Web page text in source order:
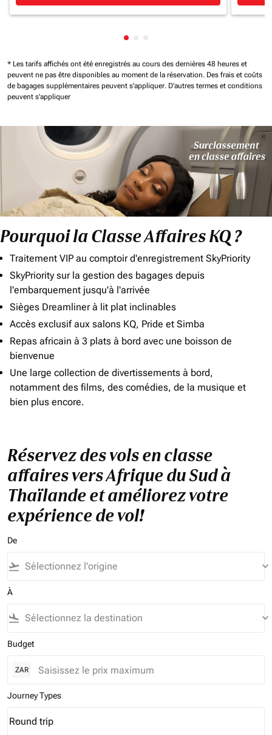
Affichage de cmp-pagination-
* Les tarifs affichés ont été enregistrés au cours des dernières 48 heures et
peuvent ne pas être disponibles au moment de la réservation. Des frais et coûts
de bagages supplémentaires peuvent s'appliquer. D'autres termes et conditions
peuvent s'appliquer
Pourquoi la Classe Affaires KQ ?
Traitement VIP au comptoir d'enregistrement SkyPriority
SkyPriority sur la gestion des bagages depuis
l'embarquement jusqu'à l'arrivée
Sièges Dreamliner à lit plat inclinables
Accès exclusif aux salons KQ, Pride et Simba
Repas africain à 3 plats à bord avec une boisson de
bienvenue
Une large collection de divertissements à bord,
notamment des films, des comédies, de la musique et
bien plus encore.
Réservez des vols en classe
affaires vers Afrique du Sud à
Thaïlande et améliorez votre
expérience de vol!
De
flight_takeoff keyboard_arrow_down
À
flight_land keyboard_arrow_down
Budget
ZAR
Journey Types
Journey Types option Round trip Selected
Round trip
keyboard_arrow_down